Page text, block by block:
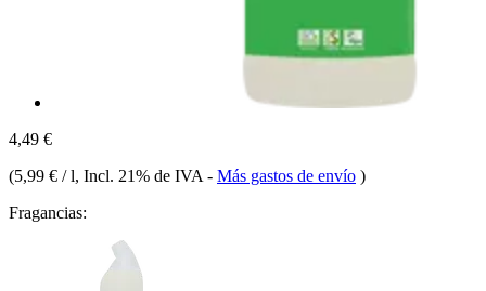
4,49 €
(5,99 € / l, Incl. 21% de IVA - Más gastos de envío )
Fragancias: